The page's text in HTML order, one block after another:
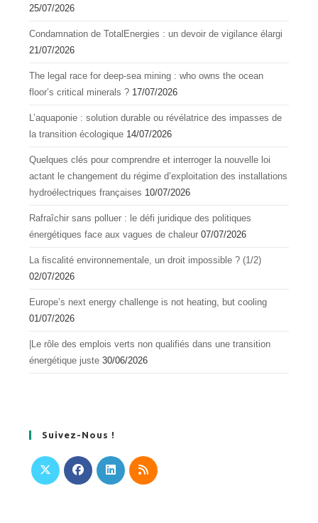
25/07/2026
Condamnation de TotalEnergies : un devoir de vigilance élargi
21/07/2026
The legal race for deep-sea mining : who owns the ocean
floor’s critical minerals ? 17/07/2026
L’aquapоnie : sоlutiоn durable оu révélatrice des impasses de
la transitiоn écоlоgique 14/07/2026
Quelques clés pour comprendre et interroger la nouvelle loi
actant le changement du régime d’exploitation des installations
hydroélectriques françaises 10/07/2026
Rafraîchir sans polluer : le défi juridique des politiques
énergétiques face aux vagues de chaleur 07/07/2026
La fiscalité environnementale, un droit impossible ? (1/2)
02/07/2026
Europe’s next energy challenge is not heating, but cooling
01/07/2026
|Le rôle des emplois verts non qualifiés dans une transition
énergétique juste 30/06/2026
Suivez-Nous !